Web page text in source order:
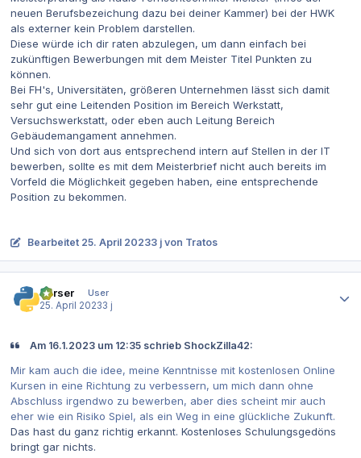
neuen Berufsbezeichung dazu bei deiner Kammer) bei der HWK
als externer kein Problem darstellen.
Diese würde ich dir raten abzulegen, um dann einfach bei
zukünftigen Bewerbungen mit dem Meister Titel Punkten zu
können.
Bei FH's, Universitäten, größeren Unternehmen lässt sich damit
sehr gut eine Leitenden Position im Bereich Werkstatt,
Versuchswerkstatt, oder eben auch Leitung Bereich
Gebäudemangament annehmen.
Und sich von dort aus entsprechend intern auf Stellen in der IT
bewerben, sollte es mit dem Meisterbrief nicht auch bereits im
Vorfeld die Möglichkeit gegeben haben, eine entsprechende
Position zu bekommen.
Bearbeitet 25. April 20233 j von Tratos
Parser
User
25. April 20233 j
Am 16.1.2023 um 12:35 schrieb ShockZilla42:
Mir kam auch die idee, meine Kenntnisse mit kostenlosen Online
Kursen in eine Richtung zu verbessern, um mich dann ohne
Abschluss irgendwo zu bewerben, aber dies scheint mir auch
eher wie ein Risiko Spiel, als ein Weg in eine glückliche Zukunft.
Das hast du ganz richtig erkannt. Kostenloses Schulungsgedöns
bringt gar nichts.